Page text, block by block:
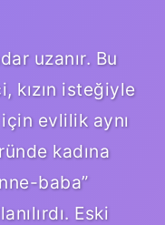
uzanır. Bu
kızın isteğiyle
evlilik aynı
kadına
baba”
Eski